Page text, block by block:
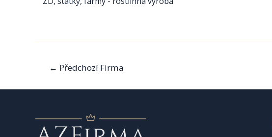
Navigace
pro
příspěvek
← Předchozí Firma